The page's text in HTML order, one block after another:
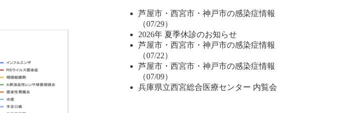
芦屋市・西宮市・神戸市の感染症情報
（07/29）
2026年 夏季休診のお知らせ
芦屋市・西宮市・神戸市の感染症情報
（07/22）
芦屋市・西宮市・神戸市の感染症情報
（07/09）
兵庫県立西宮総合医療センター 内覧会